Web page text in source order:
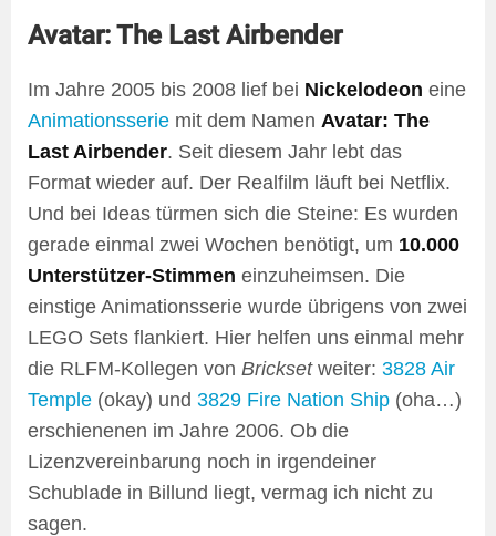
Avatar: The Last Airbender
Im Jahre 2005 bis 2008 lief bei Nickelodeon eine
Animationsserie mit dem Namen Avatar: The
Last Airbender. Seit diesem Jahr lebt das
Format wieder auf. Der Realfilm läuft bei Netflix.
Und bei Ideas türmen sich die Steine: Es wurden
gerade einmal zwei Wochen benötigt, um 10.000
Unterstützer-Stimmen einzuheimsen. Die
einstige Animationsserie wurde übrigens von zwei
LEGO Sets flankiert. Hier helfen uns einmal mehr
die RLFM-Kollegen von Bricksetweiter: 3828 Air
Temple (okay) und 3829 Fire Nation Ship (oha…)
erschienenen im Jahre 2006. Ob die
Lizenzvereinbarung noch in irgendeiner
Schublade in Billund liegt, vermag ich nicht zu
sagen.